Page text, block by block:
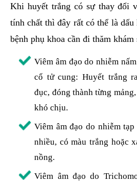
Khi huyết trắng có sự thay đổi
tính chất thì đây rất có thể là dấu
bệnh phụ khoa cần đi thăm khám
Viêm âm đạo do nhiễm
cổ tử cung: Huyết trắng
đục, đóng thành từng
khó chịu.
Viêm âm đạo do nhiễm
nhiều, có màu trắng hoặc
nồng.
Viêm âm đạo do